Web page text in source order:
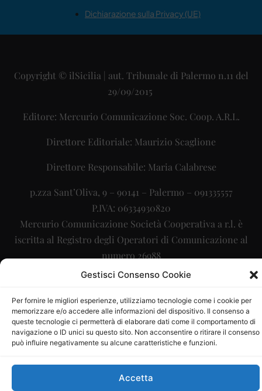
Gestisci Consenso Cookie
Per fornire le migliori esperienze, utilizziamo tecnologie come i cookie per
memorizzare e/o accedere alle informazioni del dispositivo. Il consenso a
queste tecnologie ci permetterà di elaborare dati come il comportamento di
navigazione o ID unici su questo sito. Non acconsentire o ritirare il consenso
può influire negativamente su alcune caratteristiche e funzioni.
Accetta
Dichiarazione sulla Privacy (UE)
Copyright © ilSicilia | aut. Tribunale di Palermo n.11 del
29/09/2015
Editore: Mercurio Comunicazione Soc. Coop. A.R.L.
Direttore Editoriale: Maurizio Scaglione
Direttore Responsabile: Maria Calabrese
p.zza Sant’Oliva, 9 – 90141 – Palermo – 091335557
P.IVA: 06334930820
Mercurio Comunicazione Società Cooperativa a r.l. è
iscritta al Registro degli Operatori di Comunicazione al
numero 26988
Sito gestito daLa Digitale srl– info@ladigitale.it